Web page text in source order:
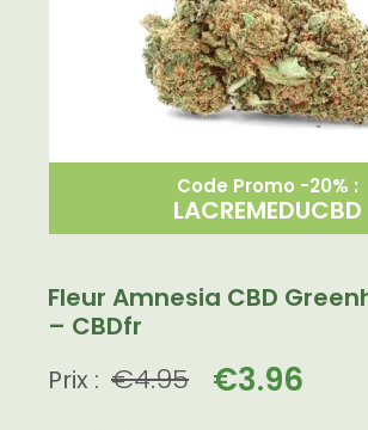
Code Promo -20% :
LACREMEDUCBD
Fleur Amnesia CBD
– CBDfr
Prix : €4.95 €3.96